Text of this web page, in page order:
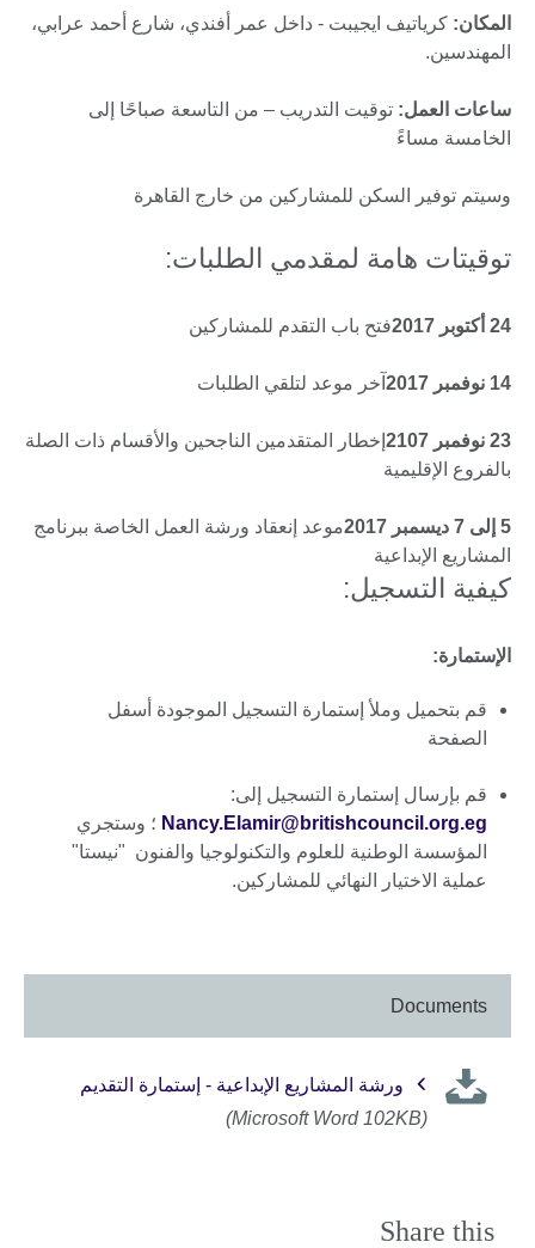
المكان: كرياتيف ايجيبت - داخل عمر أفندي، شارع أحمد عرابي،
المهندسين.
ساعات العمل: توقيت التدريب – من التاسعة صباحًا إلى
الخامسة مساءً
وسيتم توفير السكن للمشاركين من خارج القاهرة
توقيتات هامة لمقدمي الطلبات:
24 أكتوبر 2017 فتح باب التقدم للمشاركين
14 نوفمبر 2017 آخر موعد لتلقي الطلبات
23 نوفمبر 2107
إخطار المتقدمين الناجحين والأقسام ذات الصلة
بالفروع الإقليمية
5 إلى 7 ديسمبر 2017
موعد إنعقاد ورشة العمل الخاصة ببرنامج
المشاريع الإبداعية
كيفية التسجيل:
الإستمارة:
قم بتحميل وملأ إستمارة التسجيل الموجودة أسفل
الصفحة
قم بإرسال إستمارة التسجيل إلى:
Nancy.Elamir@britishcouncil.org.eg ؛ وستجري
المؤسسة الوطنية للعلوم والتكنولوجيا والفنون "نيستا"
عملية الاختيار النهائي للمشاركين.
Documents
ورشة المشاريع الإبداعية - إستمارة التقديم
(Microsoft Word 102KB)
Share this